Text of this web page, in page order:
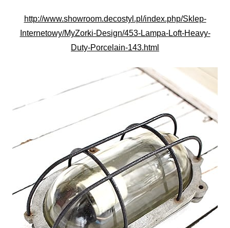
http://www.showroom.decostyl.pl/index.php/Sklep-
Internetowy/MyZorki-Design/453-Lampa-Loft-Heavy-
Duty-Porcelain-143.html